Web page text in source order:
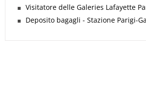
Visitatore delle Galeries Lafayette
Deposito bagagli - Stazione Parigi-